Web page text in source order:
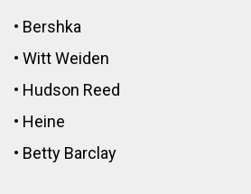
• Bershka
• Witt Weiden
• Hudson Reed
• Heine
• Betty Barclay